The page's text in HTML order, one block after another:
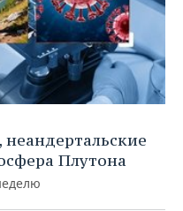
Плутона